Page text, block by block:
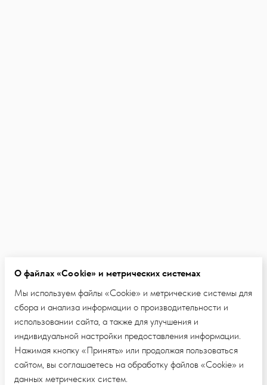
О файлах «Cookie» и метрических системах
Мы используем файлы «Cookie» и метрические системы для
сбора и анализа информации о производительности и
использовании сайта, а также для улучшения и
индивидуальной настройки предоставления информации.
Нажимая кнопку «Принять» или продолжая пользоваться
сайтом, вы соглашаетесь на обработку файлов «Cookie» и
данных метрических систем.